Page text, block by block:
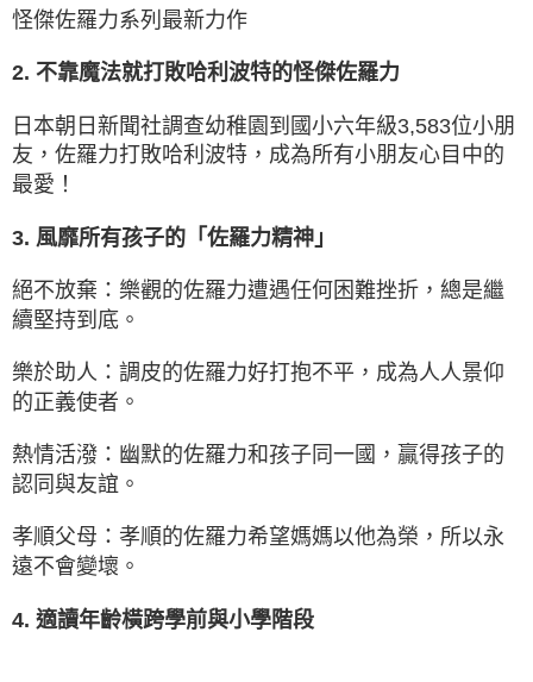
怪傑佐羅力系列最新力作
2. 不靠魔法就打敗哈利波特的怪傑佐羅力
日本朝日新聞社調查幼稚園到國小六年級3,583位小朋
友，佐羅力打敗哈利波特，成為所有小朋友心目中的
最愛！
3. 風靡所有孩子的「佐羅力精神」
絕不放棄：樂觀的佐羅力遭遇任何困難挫折，總是繼
續堅持到底。
樂於助人：調皮的佐羅力好打抱不平，成為人人景仰
的正義使者。
熱情活潑：幽默的佐羅力和孩子同一國，贏得孩子的
認同與友誼。
孝順父母：孝順的佐羅力希望媽媽以他為榮，所以永
遠不會變壞。
4. 適讀年齡橫跨學前與小學階段